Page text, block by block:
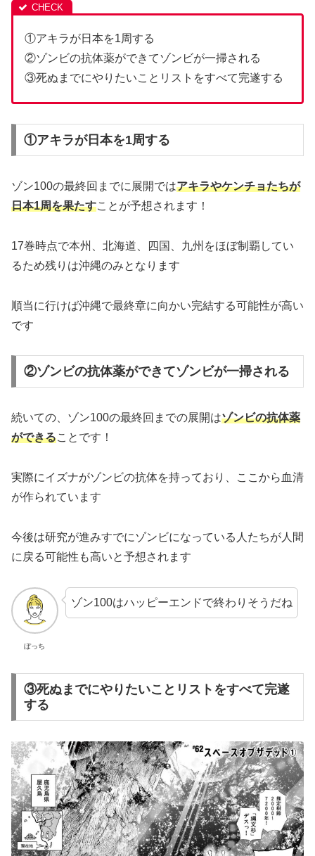
①アキラが日本を1周する
②ゾンビの抗体薬ができてゾンビが一掃される
③死ぬまでにやりたいことリストをすべて完遂する
①アキラが日本を1周する
ゾン100の最終回までに展開ではアキラやケンチョたちが
日本1周を果たすことが予想されます！
17巻時点で本州、北海道、四国、九州をほぼ制覇してい
るため残りは沖縄のみとなります
順当に行けば沖縄で最終章に向かい完結する可能性が高い
です
②ゾンビの抗体薬ができてゾンビが一掃される
続いての、ゾン100の最終回までの展開はゾンビの抗体薬
ができることです！
実際にイズナがゾンビの抗体を持っており、ここから血清
が作られています
今後は研究が進みすでにゾンビになっている人たちが人間
に戻る可能性も高いと予想されます
ぼっち
ゾン100はハッピーエンドで終わりそうだね
③死ぬまでにやりたいことリストをすべて完遂
する